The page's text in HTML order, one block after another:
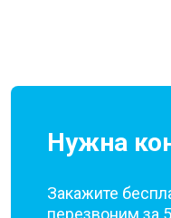
Нужна
Закажите
перезвоним за